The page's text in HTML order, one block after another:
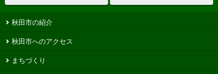
秋田市の紹介
秋田市へのアクセス
まちづくり